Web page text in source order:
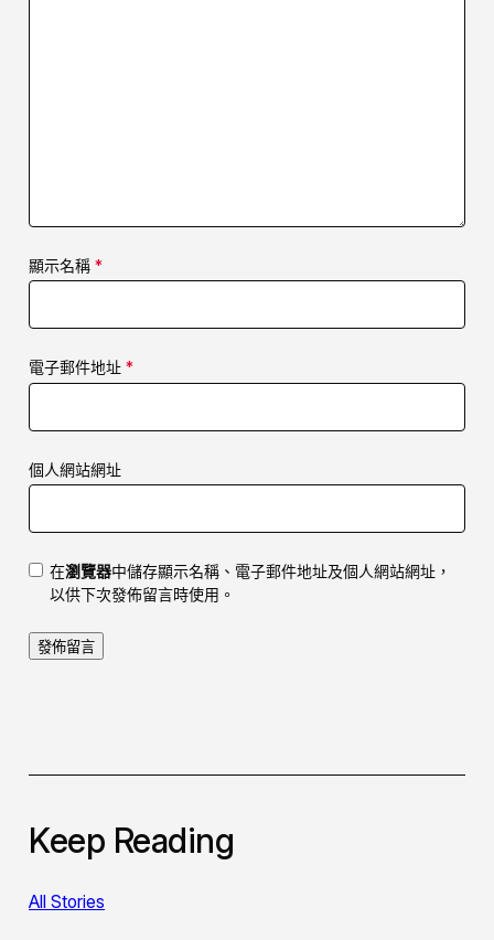
顯示名稱 *
電子郵件地址 *
個人網站網址
在瀏覽器中儲存顯示名稱、電子郵件地址及個人網站網址，
以供下次發佈留言時使用。
Keep Reading
All Stories